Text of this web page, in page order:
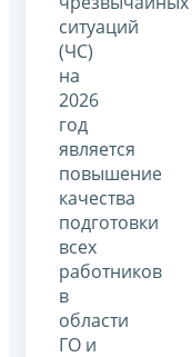
ситуаций
(ЧС)
на
2026
год
является
повышение
качества
подготовки
всех
работников
в
области
ГО и